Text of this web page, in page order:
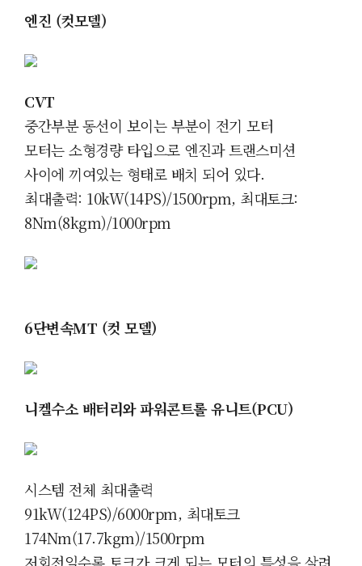
엔진 (컷모델)
CVT
중간부분 동선이 보이는 부분이 전기 모터
모터는 소형경량 타입으로 엔진과 트랜스미션
사이에 끼여있는 형태로 배치 되어 있다.
최대출력: 10kW(14PS)/1500rpm, 최대토크:
8Nm(8kgm)/1000rpm
6단변속MT (컷 모델)
니켈수소 배터리와 파워콘트롤 유니트(PCU)
시스템 전체 최대출력
91kW(124PS)/6000rpm, 최대토크
174Nm(17.7kgm)/1500rpm